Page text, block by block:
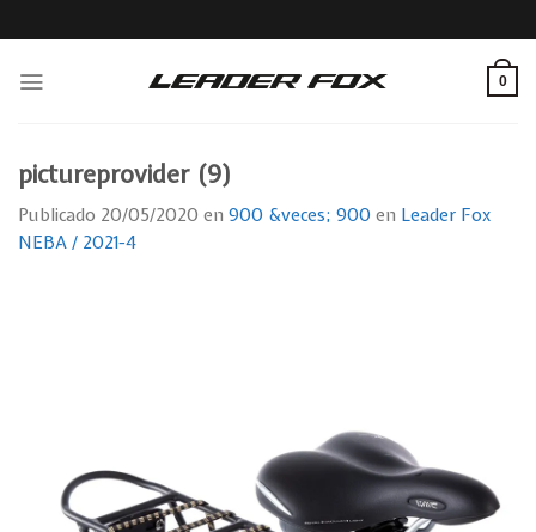
to
0
pictureprovider (9)
Publicado 20/05/2020 en 900 &veces; 900 en Leader Fox
NEBA / 2021-4